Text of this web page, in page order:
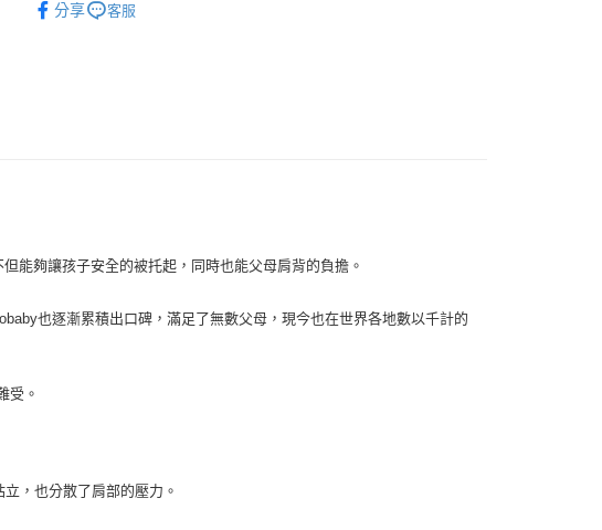
悠遊付
離島宅配（澎湖、金門、馬祖、小琉球）
分享
客服
能夠讓孩子安全的被托起，同時也能父母肩背的負擔。
也逐漸累積出口碑，滿足了無數父母，現今也在世界各地數以千計的
受。
，也分散了肩部的壓力。